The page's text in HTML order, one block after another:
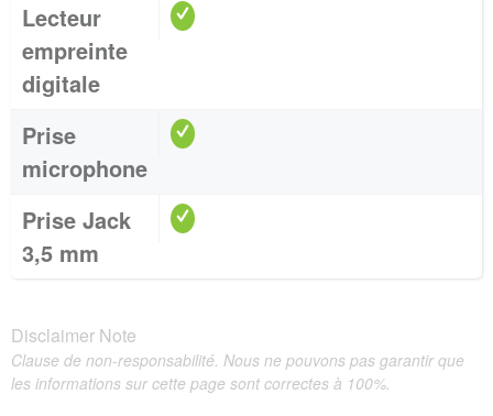
Lecteur
empreinte
digitale
Prise
microphone
Prise Jack
3,5 mm
Disclaimer Note
Clause de non-responsabilité. Nous ne pouvons pas garantir que
les informations sur cette page sont correctes à 100%.